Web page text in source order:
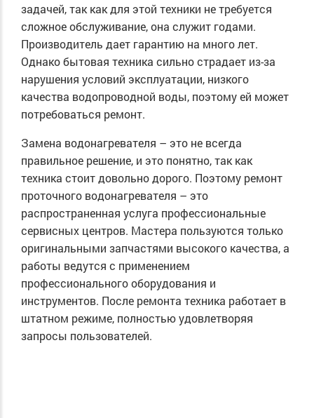
задачей, так как для этой техники не требуется
сложное обслуживание, она служит годами.
Производитель дает гарантию на много лет.
Однако бытовая техника сильно страдает из-за
нарушения условий эксплуатации, низкого
качества водопроводной воды, поэтому ей может
потребоваться ремонт.
Замена водонагревателя – это не всегда
правильное решение, и это понятно, так как
техника стоит довольно дорого. Поэтому ремонт
проточного водонагревателя – это
распространенная услуга профессиональные
сервисных центров. Мастера пользуются только
оригинальными запчастями высокого качества, а
работы ведутся с применением
профессионального оборудования и
инструментов. После ремонта техника работает в
штатном режиме, полностью удовлетворяя
запросы пользователей.